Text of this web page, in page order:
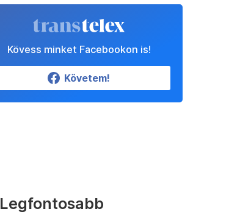
Kövess minket Facebookon is!
Követem!
Legfontosabb